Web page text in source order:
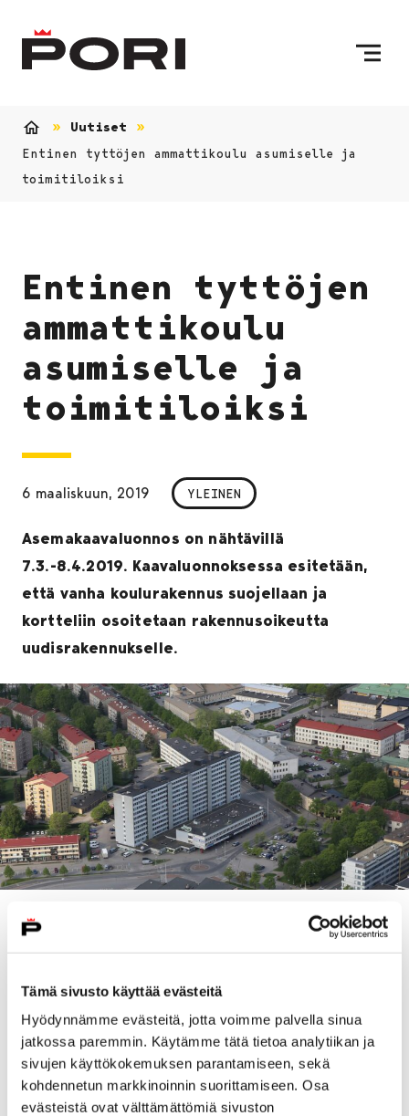
Tämä sivusto käyttää evästeitä
Hyödynnämme evästeitä, jotta voimme palvella sinua
jatkossa paremmin. Käytämme tätä tietoa analytiikan ja
sivujen käyttökokemuksen parantamiseen, sekä
kohdennetun markkinoinnin suorittamiseen. Osa
evästeistä ovat välttämättömiä sivuston
Uutiset
Entinen tyttöjen ammattikoulu asumiselle ja
toimitiloiksi
Entinen tyttöjen
ammattikoulu
asumiselle ja
toimitiloiksi
6 maaliskuun, 2019 YLEINEN
Asemakaavaluonnos on nähtävillä
7.3.-8.4.2019. Kaavaluonnoksessa esitetään,
että vanha koulurakennus suojellaan ja
kortteliin osoitetaan rakennusoikeutta
uudisrakennukselle.
Ammattikoulurakennus (Rautatienpuistokatu 5)
merkittävien arvojen säilyttämiseksi. Samalla suojelu
toteuttaa Porin kansalliseen kaupunkipuistoon
sisältyvän kaupunkikeskustan miljöön säilyttämiselle
asetettuja tavoitteita.
Ammattikoulurakennuksen Rautatienpuistonkadun